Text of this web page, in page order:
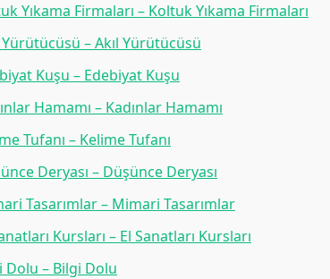
Yıkama Firmaları – Koltuk Yıkama Firmaları
Yürütücüsü – Akıl Yürütücüsü
Kuşu – Edebiyat Kuşu
Hamamı – Kadınlar Hamamı
Tufanı – Kelime Tufanı
Deryası – Düşünce Deryası
Tasarımlar – Mimari Tasarımlar
Kursları – El Sanatları Kursları
Dolu – Bilgi Dolu